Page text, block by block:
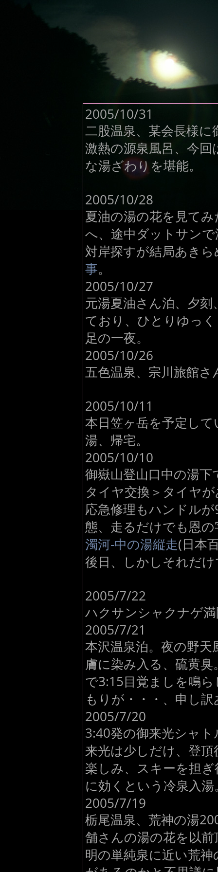
2005/10/31
二股温泉、某会長様
激熱の源泉風呂、今
な湯ざわりを堪能。
2005/10/28
夏油の湯の花を見て
へ、途中ダットサン
対岸探すが結局あき
事。
2005/10/27
元湯夏油さん泊、夕
ており、ひとりゆっ
足の一夜。
2005/10/26
五色温泉、宗川旅館
2005/10/11
本日笠ヶ岳を予定し
湯、帰宅。
2005/10/10
御嶽山登山口中の湯
タイヤ交換＞タイヤ
応急修理もハンドル
態、走るだけでも恩
濁河-中の湯縦走(日本
後日、しかしそれだ
2005/7/22
ハクサンシャクナゲ
2005/7/21
本沢温泉泊。夜の野
膚に染み入る、硫黄
で3:15目覚ましを鳴
もりが・・・、申し
2005/7/20
3:40発の御来光シャ
来光は少しだけ、登
楽しみ、スキーを担
に効くという冷泉入湯
2005/7/19
栃尾温泉、荒神の湯
舗さんの湯の花を以
明の単純泉に近い荒